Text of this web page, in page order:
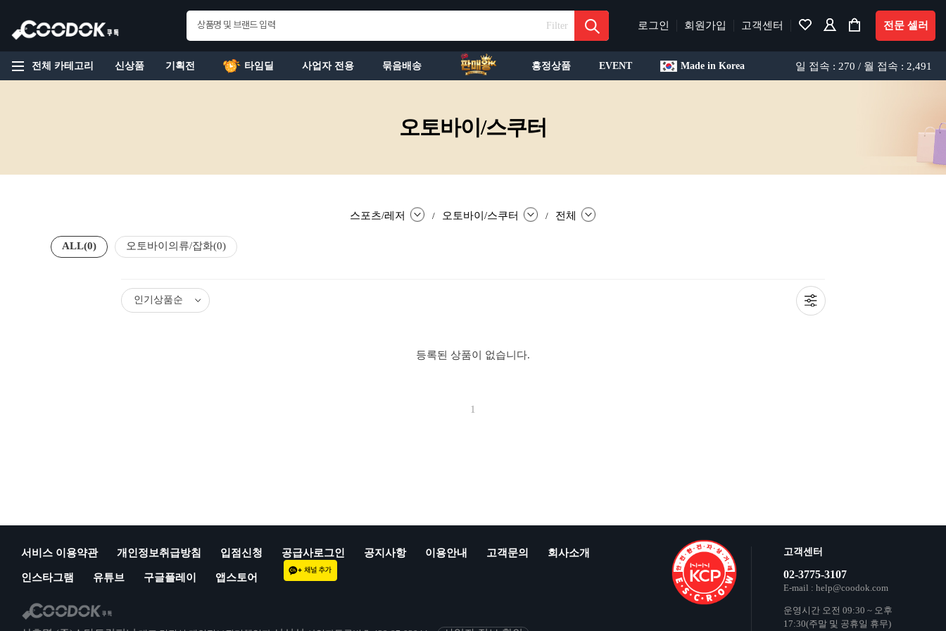
Filter 로그인 회원가입 고객센터 전문 셀러
전체 카테고리 신상품 기획전 타임딜 사업자 전용 묶음배송 흥정상품 EVENT Made in Korea 일 접속 : 270 / 월 접속 : 2,491
오토바이/스쿠터
스포츠/레저 / 오토바이/스쿠터 / 전체
ALL(0) 오토바이의류/잡화(0)
등록된 상품이 없습니다.
1
서비스 이용약관 개인정보취급방침 입점신청 공급사로그인 공지사항 이용안내 고객문의 회사소개
인스타그램 유튜브 구글플레이 앱스토어
고객센터
02-3775-3107
E-mail : help@coodok.com
운영시간 오전 09:30 ~ 오후
17:30(주말 및 공휴일 휴무)